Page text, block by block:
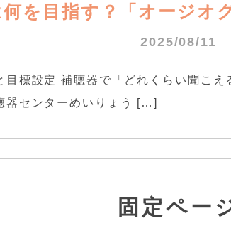
を目指す？「オージオ
2025/08/11
目標設定 補聴器で「どれくらい聞こ
器センターめいりょう […]
固定ペー